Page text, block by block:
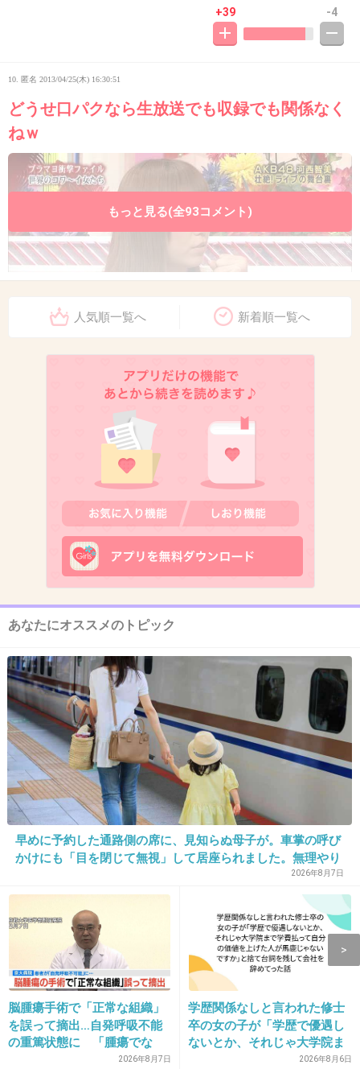
+39 -4
10. 匿名 2013/04/25(木) 16:30:51
どうせ口パクなら生放送でも収録でも関係なく
ねｗ
+58
2013/04/25(木) 16:31:04
紅白みたいに出場者の順番教えて欲しい。
12時間も見続けられないもん
とりあえず嵐は１００％出るだろうなｗ
-7
13. 匿名2013/04/25(木) 16:31:25
家族ゲームの主役だし、今この顔がすごい(だっ
け？)のMCもやって、他にも嵐の仕事とかいっ
ぱいあるんだろうに
１２時間の生放送の司会って相当忙しいよね。
体調に気を付けて頑張ってください。
+114 -11
14. 匿名2013/04/25(木) 16:31:30
K-POP出すなら見ない。
+52 -8
もっと見る(全93コメント)
人気順一覧へ 新着順一覧へ
あなたにオススメのトピック
早めに予約した通路側の席に、見知らぬ母子が。車掌の呼び
かけにも「目を閉じて無視」して居座られました。無理やり
奪われた席は、結局“やったもん勝ち”になってしまうのでし
ょうか？
2026年8月7日
脳腫瘍手術で「正常な組織」
を誤って摘出…自発呼吸不能
の重篤状態に 「腫瘍でな
い」結果出ても“勘違い”で摘
2026年8月7日
学歴関係なしと言われた修士
卒の女の子が「学歴で優遇し
ないとか、それじゃ大学院ま
で学費払って自分の価値を上
2026年8月6日